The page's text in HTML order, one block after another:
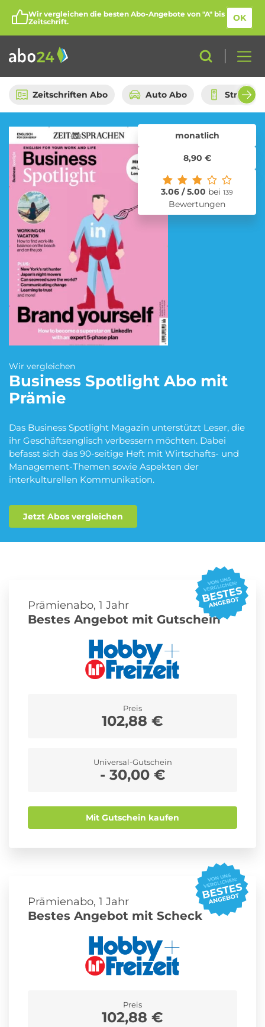
Wir vergleichen die besten Abo-Angebote von "A" bis
Zeitschrift.
OK
Zeitschriften Abo Auto Abo
Abo-Kategorien
Amazon Spar-Abo Auto Abo
Beauty Box Abo
Blumen Abo
eBook Abo
Fitness Abo
Kino Abo Kochbox Abo
Musik-Streaming Abo
Schmuck Abo
Sprachlern App Abo Streaming Abo
Süßigkeiten Abo Zeitschriften Abo
News
Wir vergleichen
Business Spotlight Abo mit
Prämie
Das Business Spotlight Magazin unterstützt Leser, die
ihr Geschäftsenglisch verbessern möchten. Dabei
befasst sich das 90-seitige Heft mit Wirtschafts- und
Management-Themen sowie Aspekten der
interkulturellen Kommunikation.
Jetzt Abos vergleichen
monatlich
8,90 €
3.06 / 5.00 bei 139
Bewertungen
Prämienabo, 1 Jahr
Bestes Angebot mit Gutschein
Preis
102,88 €
Universal-Gutschein
- 30,00 €
Mit Gutschein kaufen
Prämienabo, 1 Jahr
Bestes Angebot mit Scheck
Preis
102,88 €